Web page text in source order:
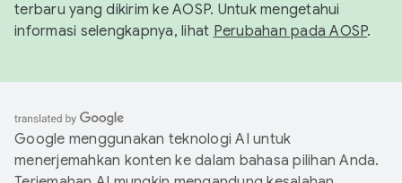
terbaru yang dikirim ke AOSP. Untuk mengetahui
informasi selengkapnya, lihat Perubahan pada AOSP.
Google menggunakan teknologi AI untuk
menerjemahkan konten ke dalam bahasa pilihan Anda.